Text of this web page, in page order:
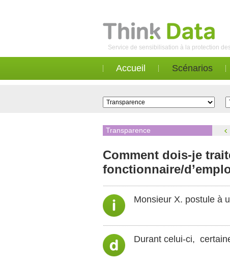
Service de sensibilisation à la protection
Accueil Scénarios
Transparence
Comment dois-je
fonctionnaire/
Monsieur X. postule à
Durant celui-ci,